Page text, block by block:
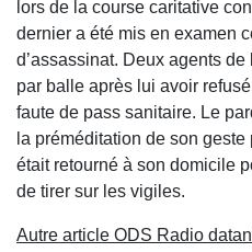
lors de la course caritative
dernier a été mis en examen
d’assassinat. Deux agents
par balle après lui avoir
faute de pass sanitaire. Le
la préméditation de son
était retourné à son domicile
de tirer sur les vigiles.
Autre article ODS Radio